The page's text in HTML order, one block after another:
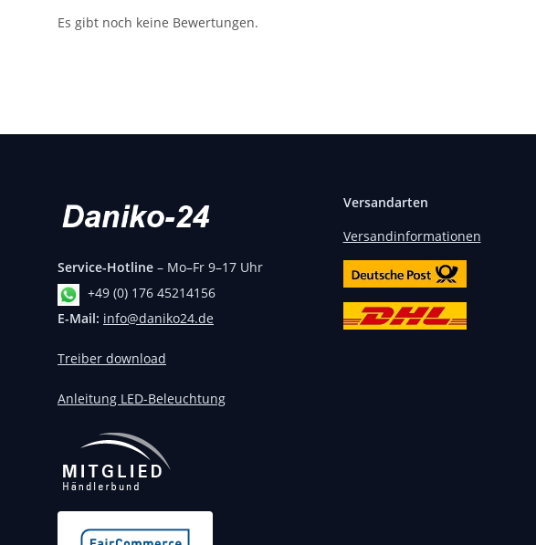
Es gibt noch keine Bewertungen.
Service-Hotline – Mo–Fr 9–17 Uhr
+49 (0) 176 45214156
E-Mail: info@daniko24.de
Treiber download
Anleitung LED-Beleuchtung
Versandarten
Versandinformationen